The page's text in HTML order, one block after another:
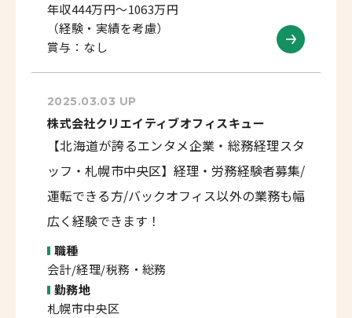
年収444万円～1063万円
（経験・実績を考慮）
賞与：なし
2025.03.03 UP
株式会社クリエイティブオフィスキュー
【北海道が誇るエンタメ企業・総務経理スタ
ッフ・札幌市中央区】経理・労務経験者募集/
運転できる方/バックオフィス以外の業務も幅
広く経験できます！
職種
会計/経理/税務・総務
勤務地
札幌市中央区